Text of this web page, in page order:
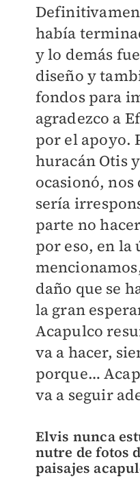
había
y lo demás
diseño y
fondos para
agradezco a
por el apoyo.
huracán Otis
ocasionó,
sería
parte no
por eso, en
daño que se
la gran
Acapulco
va a hacer,
porque…
va a seguir
Elvis nunca
nutre de fotos
paisajes